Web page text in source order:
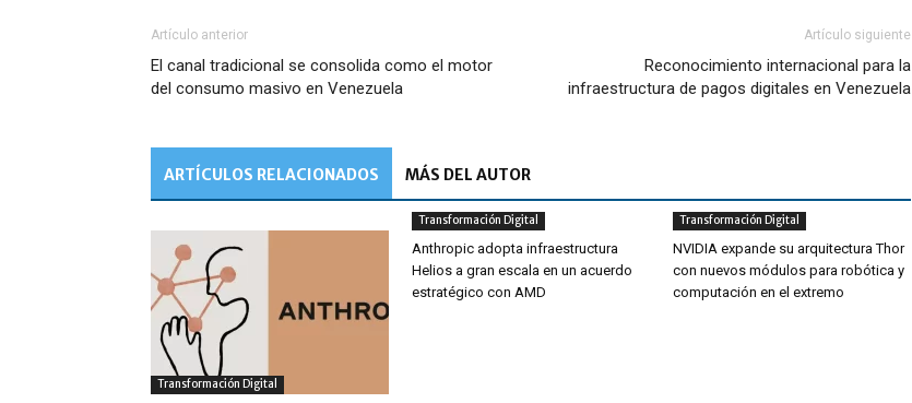
Artículo anterior
El canal tradicional se consolida como el motor
del consumo masivo en Venezuela
Artículo siguiente
Reconocimiento internacional para la
infraestructura de pagos digitales en Venezuela
ARTÍCULOS RELACIONADOS MÁS DEL AUTOR
Transformación Digital
Transformación Digital
Anthropic adopta infraestructura
Helios a gran escala en un acuerdo
estratégico con AMD
Transformación Digital
NVIDIA expande su arquitectura Thor
con nuevos módulos para robótica y
computación en el extremo